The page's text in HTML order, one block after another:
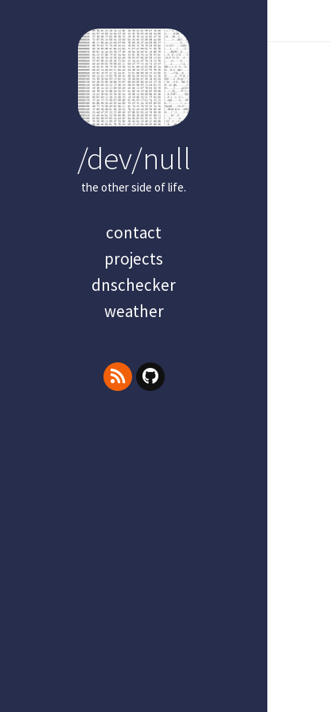
/dev/null
the other side of life.
contact
projects
dnschecker
weather